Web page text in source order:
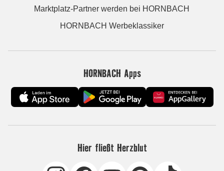
Marktplatz-Partner werden bei HORNBACH
HORNBACH Werbeklassiker
HORNBACH Apps
Hier fließt Herzblut